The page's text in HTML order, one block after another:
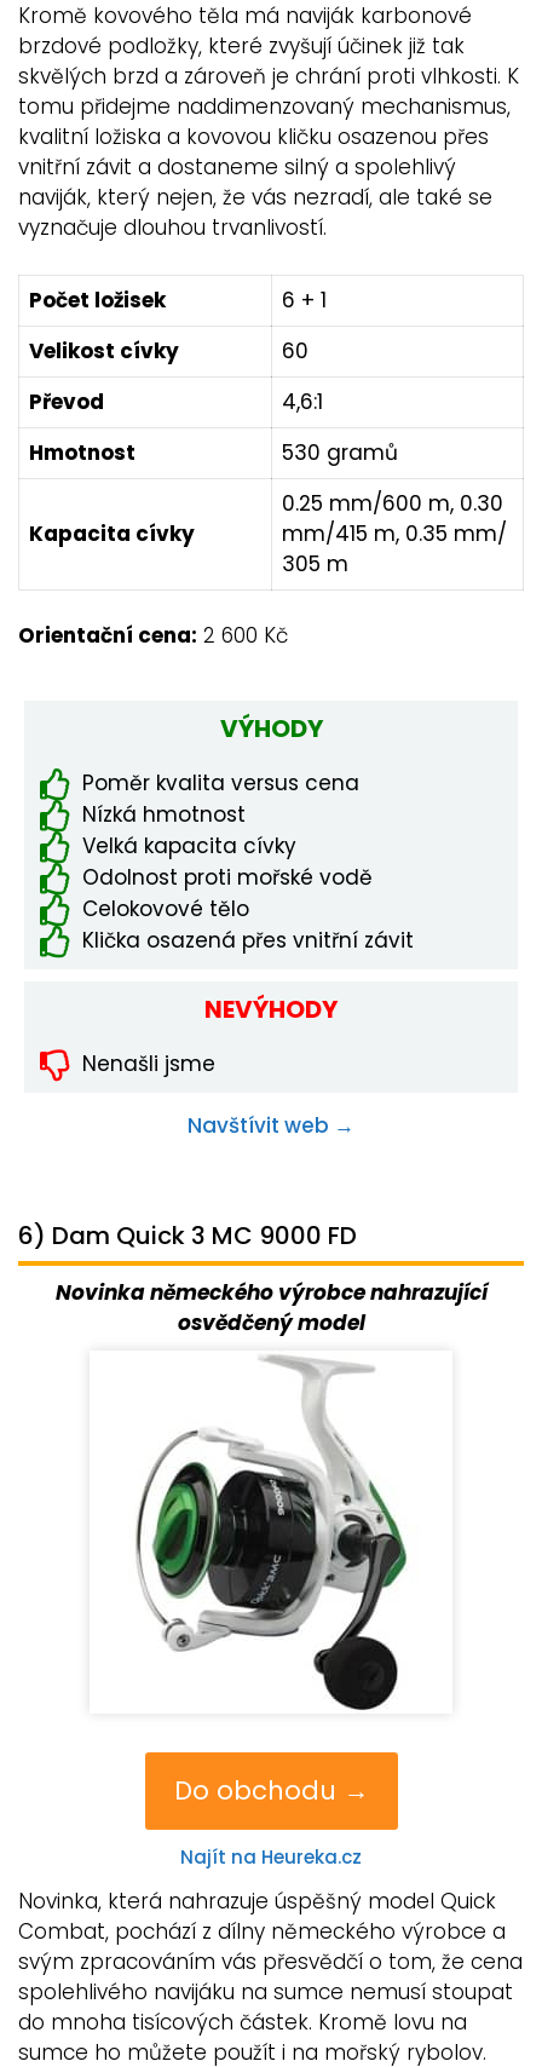
Kromě kovového těla má naviják karbonové
brzdové podložky, které zvyšují účinek již tak
skvělých brzd a zároveň je chrání proti vlhkosti. K
tomu přidejme naddimenzovaný mechanismus,
kvalitní ložiska a kovovou kličku osazenou přes
vnitřní závit a dostaneme silný a spolehlivý
naviják, který nejen, že vás nezradí, ale také se
vyznačuje dlouhou trvanlivostí.
Počet ložisek
6 + 1
Velikost cívky
60
Převod
4,6:1
Hmotnost
530 gramů
Kapacita cívky
0.25 mm/600 m, 0.30
mm/415 m, 0.35 mm/
305 m
Orientační cena: 2 600 Kč
VÝHODY
Poměr kvalita versus cena
Nízká hmotnost
Velká kapacita cívky
Odolnost proti mořské vodě
Celokovové tělo
Klička osazená přes vnitřní závit
NEVÝHODY
Nenašli jsme
Navštívit web →
6) Dam Quick 3 MC 9000 FD
Novinka německého výrobce nahrazující
osvědčený model
Do obchodu →
Najít na Heureka.cz
Novinka, která nahrazuje úspěšný model Quick
Combat, pochází z dílny německého výrobce a
svým zpracováním vás přesvědčí o tom, že cena
spolehlivého navijáku na sumce nemusí stoupat
do mnoha tisícových částek. Kromě lovu na
sumce ho můžete použít i na mořský rybolov.